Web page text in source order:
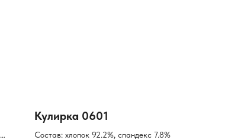
Кулирка 0601
Состав: хлопок 92.2%, спандекс 7.8%